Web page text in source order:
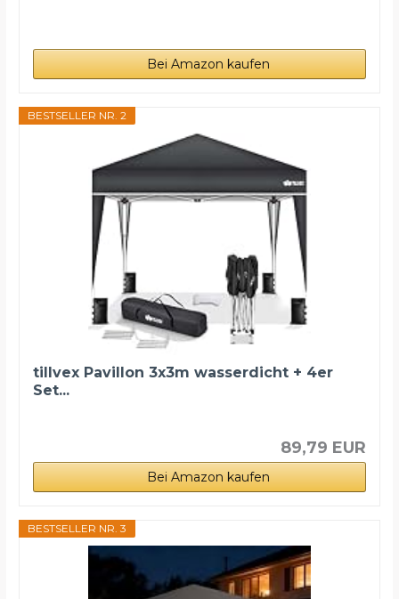
Bei Amazon kaufen
BESTSELLER NR. 2
tillvex Pavillon 3x3m wasserdicht + 4er
Set...
89,79 EUR
Bei Amazon kaufen
BESTSELLER NR. 3